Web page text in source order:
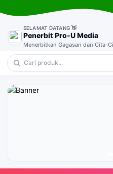
SELAMAT DATANG 👋
Penerbit Pro-U Media
Menerbitkan Gagasan dan Cita-